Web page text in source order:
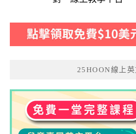
25HOON線上英